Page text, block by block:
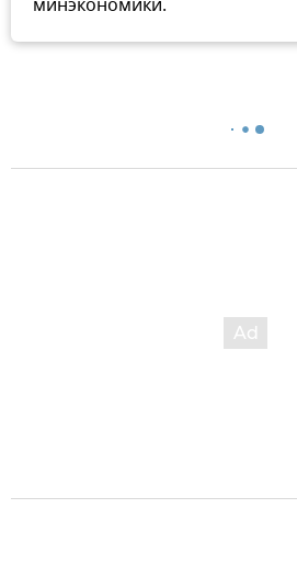
минэкономики.